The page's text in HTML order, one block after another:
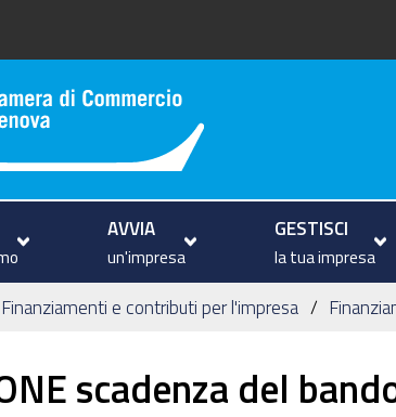
di Genova
AVVIA
un'impresa
GESTISCI
la tua impresa
Finanziamenti e contributi per l'impresa
scadenza del